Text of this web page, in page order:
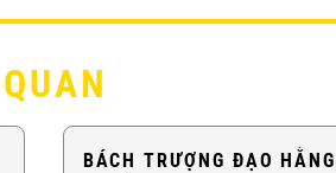
BÁCH TRƯỢNG ĐẠO HẰNG